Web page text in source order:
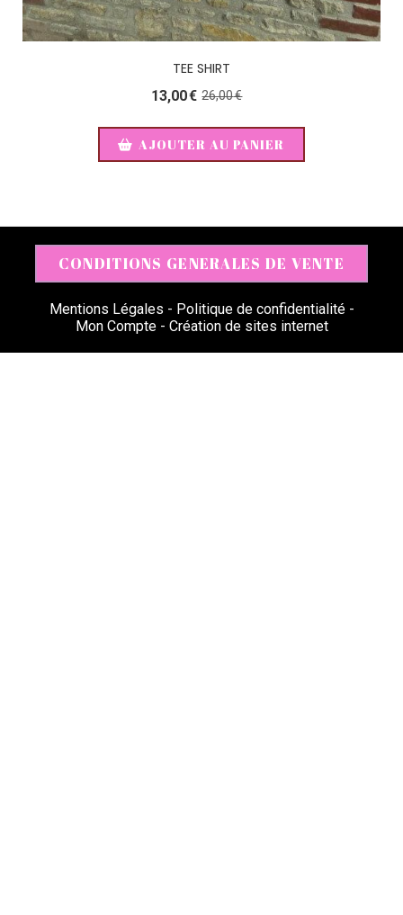
TEE SHIRT
13,00€ 26,00€
AJOUTER AU PANIER
CONDITIONS GENERALES DE VENTE
Mentions Légales
Politique de confidentialité
Mon Compte
Création de sites internet